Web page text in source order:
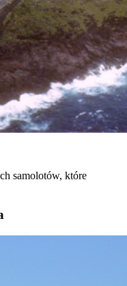
samolotów, które